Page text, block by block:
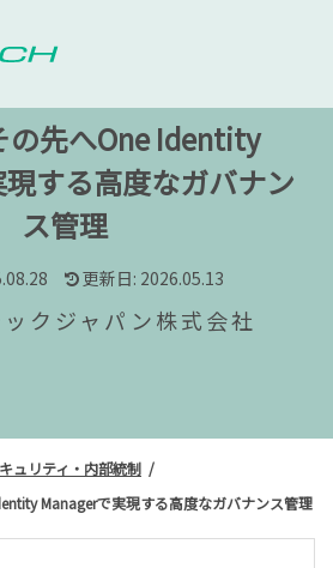
の先へOne Identity
する高度なガバナン
ス管理
更新日: 2026.05.13
クジャパン株式会社
ュリティ・内部統制
Managerで実現する高度なガバナンス管理